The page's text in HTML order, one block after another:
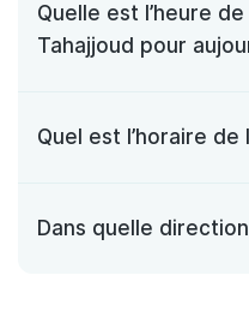
Quelle est l’heure
Tahajjoud pour
Quel est l’horaire
Dans quelle